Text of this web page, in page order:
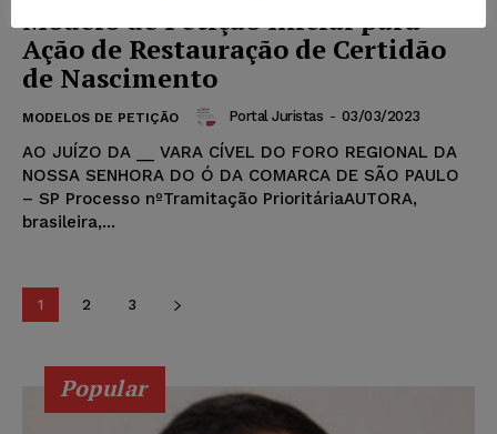
Modelo de Petição Inicial para
Ação de Restauração de Certidão
de Nascimento
MODELOS DE PETIÇÃO Portal Juristas - 03/03/2023
AO JUÍZO DA __ VARA CÍVEL DO FORO REGIONAL DA
NOSSA SENHORA DO Ó DA COMARCA DE SÃO PAULO
– SP Processo nºTramitação PrioritáriaAUTORA,
brasileira,...
1 2 3
Popular